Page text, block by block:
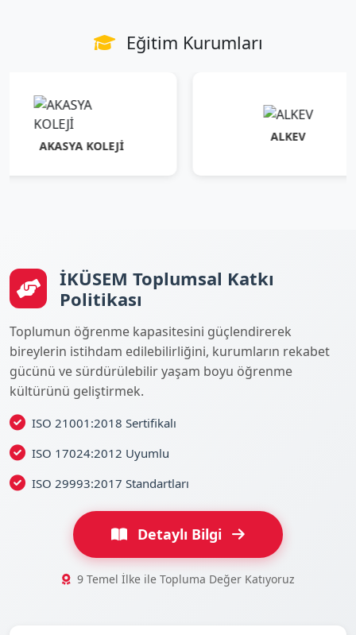
Eğitim Kurumları
AKASYA KOLEJİ
İKÜSEM Toplumsal Katkı
Politikası
Toplumun öğrenme kapasitesini güçlendirerek
bireylerin istihdam edilebilirliğini, kurumların rekabet
gücünü ve sürdürülebilir yaşam boyu öğrenme
kültürünü geliştirmek.
ISO 21001:2018 Sertifikalı
ISO 17024:2012 Uyumlu
ISO 29993:2017 Standartları
Detaylı Bilgi
9 Temel İlke ile Topluma Değer Katıyoruz